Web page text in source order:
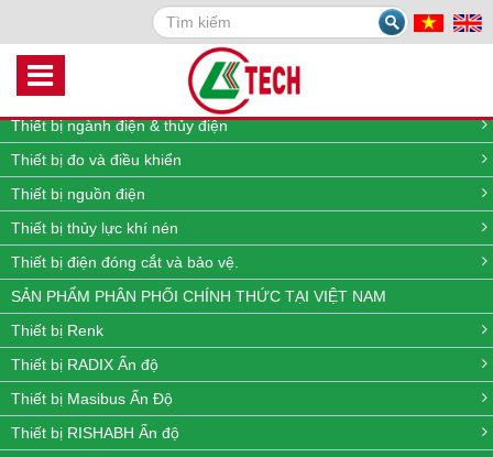
Search
DANH MỤC SẢN PHẨM
Thiết bị quan trắc môi trường online
Thiết bị đo lưu lượng, nhiệt độ, áp suất và mức
Thiết bị ngành điện & thủy điện
Thiết bị đo và điều khiển
Thiết bị nguồn điện
Thiết bị thủy lực khí nén
Thiết bị điện đóng cắt và bảo vệ.
SẢN PHẨM PHÂN PHỐI CHÍNH THỨC TẠI VIỆT NAM
Thiết bị Renk
Thiết bị RADIX Ấn độ
Thiết bị Masibus Ấn Độ
Thiết bị RISHABH Ấn độ